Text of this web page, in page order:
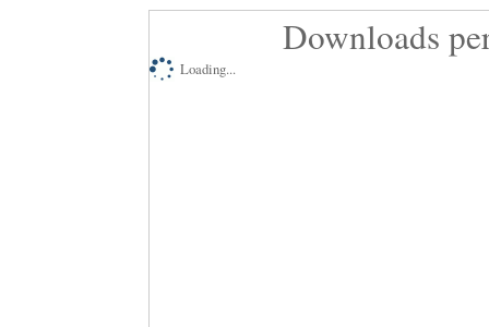
Downloads
Loading...